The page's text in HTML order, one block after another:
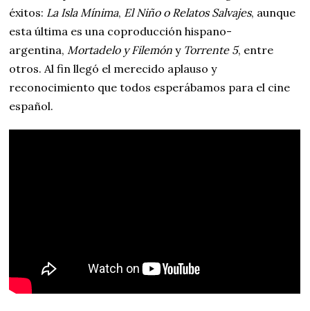
éxitos: La Isla Mínima, El Niño o Relatos Salvajes, aunque
esta última es una coproducción hispano-
argentina, Mortadelo y Filemón y Torrente 5, entre
otros. Al fin llegó el merecido aplauso y
reconocimiento que todos esperábamos para el cine
español.